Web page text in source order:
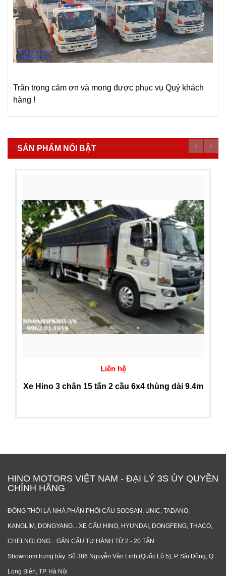
Trân trọng cảm ơn và mong được phục vụ Quý khách
hàng !
SẢN PHẨM NỔI BẬT
Liên hệ
Xe Hino 3 chân 15 tấn 2 cầu 6x4 thùng dài 9.4m
HINO MOTORS VIỆT NAM - ĐẠI LÝ 3S ỦY QUYỀN
CHÍNH HÃNG
ĐỒNG THỜI LÀ NHÀ PHÂN PHỐI CẨU SOOSAN, UNIC, TADANO,
KANGLIM, DONGYANG... XE CẨU HINO, HYUNDAI, DONGFENG, THACO,
CHELNGLONG... GẮN CẨU TỰ HÀNH TỪ 2 - 20 TẤN
Showroom trưng bày: Số 386 Nguyễn Văn Linh (Quốc Lộ 5), P. Sài Đồng, Q.
Long Biên, TP. Hà Nội